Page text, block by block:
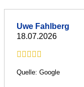
Uwe Fahlberg
18.07.2026
Quelle: Google